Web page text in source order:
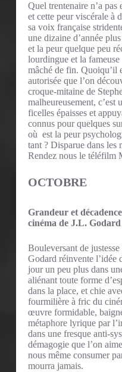
Quel trentenaire n’a
et cette peur viscérale à
sa voix française
une dizaine d’année
et la peur quelque peu
lourdingue et la
mâché de fin. Quoiqu’il
autorisée que l’on
croque-mitaine de
malheureusement,
ficelles épaisses et
connus pour quelques
où est la peur
tant ? Disparue dans les
Rendez nous le téléfilm
OCTOBRE
Grandeur et
cinéma de J.L.
Bouleversant de
Godard réinvente l’idée
jour un peu plus dans
aliénant toute forme
dans la place, et chie
fourmilière à fric du
œuvre formidable,
métaphore lyrique par
dans une fresque anti-
démagogie que l’on
nous même consumer
mourra jamais.